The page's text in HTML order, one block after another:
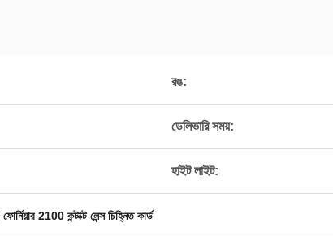
রঙ:
ডেলিভারি সময়:
হাইট লাইট:
ফোর্নিয়ার 2100 কন্টাক্ট লেন্স চিহ্নিত কার্ড